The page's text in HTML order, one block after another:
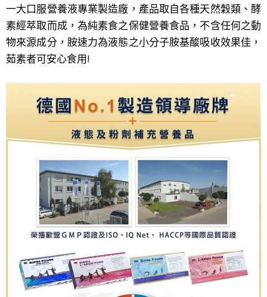
一大口服營養液專業製造廠，產品取自各種天然穀類、酵
素經萃取而成，為純素食之保健營養食品 ， 不含任何之動
物來源成分， 胺速力為液態之小分子胺基酸吸收效果佳，
茹素者可安心食用!